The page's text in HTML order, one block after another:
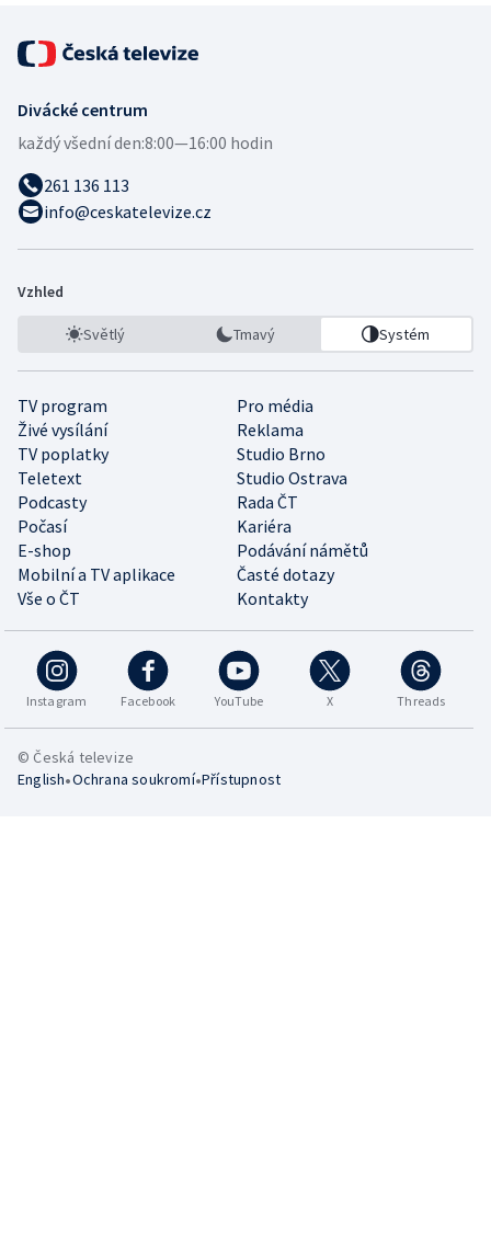
Divácké centrum
každý všední den:8:00—16:00 hodin
261 136 113
info@ceskatelevize.cz
Vzhled
Světlý Tmavý Systém
TV program
Pro média
Živé vysílání
Reklama
TV poplatky
Studio Brno
Teletext
Studio Ostrava
Podcasty
Rada ČT
Počasí
Kariéra
E-shop
Podávání námětů
Mobilní a TV aplikace
Časté dotazy
Vše o ČT
Kontakty
Instagram Facebook YouTube X Threads
© Česká televize
English•Ochrana soukromí•Přístupnost